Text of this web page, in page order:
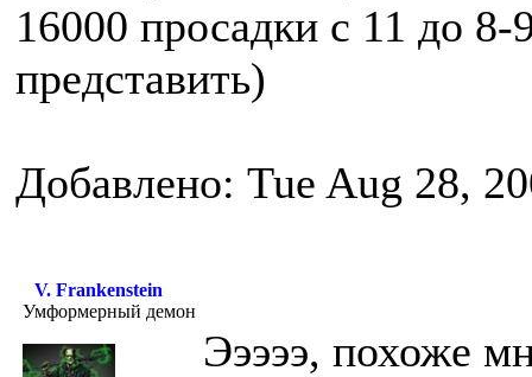
16000 просадки с 11 до 8-
представить)
Добавлено: Tue Aug 28,
V. Frankenstein
Умформерный демон
Эээээ, похоже